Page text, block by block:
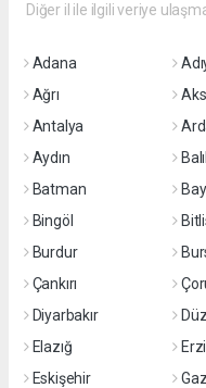
Diğer il ile ilgili veriye
Adana
Ağrı
Antalya
Aydın
Batman
Bingöl
Burdur
Çankırı
Diyarbakır
Elazığ
Eskişehir